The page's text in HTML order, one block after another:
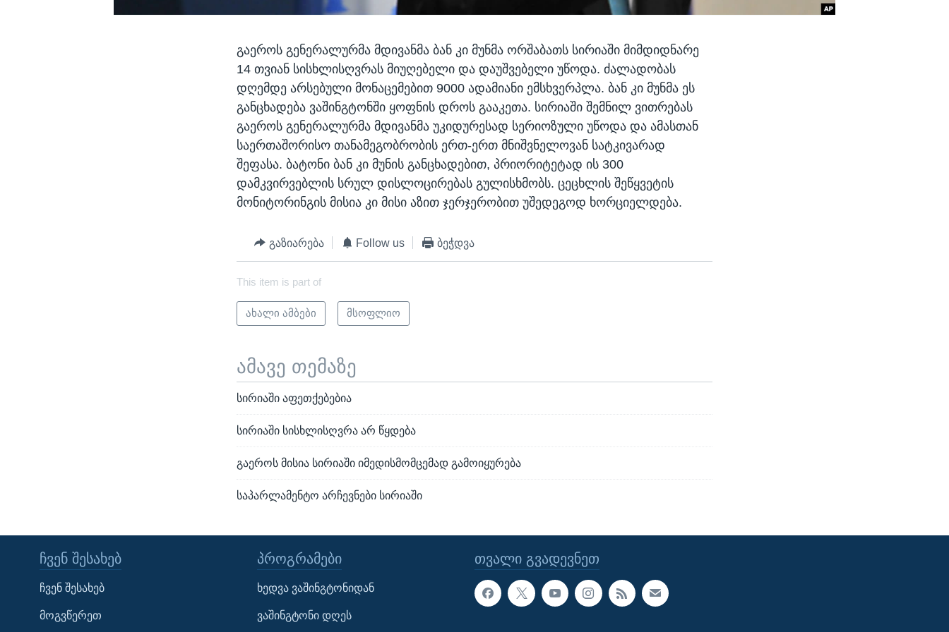
Learning English
ᲗᲕᲐᲚᲘ ᲒᲕᲐᲓᲔᲕᲜᲔᲗ
გაეროს გენერალურმა მდივანმა ბან კი მუნმა ორშაბათს სირიაში მიმდიდნარე
14 თვიან სისხლისღვრას მიუღებელი და დაუშვებელი უწოდა. ძალადობას
დღემდე არსებული მონაცემებით 9000 ადამიანი ემსხვერპლა. ბან კი მუნმა ეს
განცხადება ვაშინგტონში ყოფნის დროს გააკეთა. სირიაში შემნილ ვითრებას
გაეროს გენერალურმა მდივანმა უკიდურესად სერიოზული უწოდა და ამასთან
საერთაშორისო თანამეგობრობის ერთ-ერთ მნიშვნელოვან სატკივარად
შეფასა. ბატონი ბან კი მუნის განცხადებით, პრიორიტეტად ის 300
დამკვირვებლის სრულ დისლოცირებას გულისხმობს. ცეცხლის შეწყვეტის
მონიტორინგის მისია კი მისი აზით ჯერჯერობით უშედეგოდ ხორციელდება.
გაზიარება Follow us ბეჭდვა
This item is part of
ახალი ამბები მსოფლიო
ამავე თემაზე
სირიაში აფეთქებებია
სირიაში სისხლისღვრა არ წყდება
გაეროს მისია სირიაში იმედისმომცემად გამოიყურება
საპარლამენტო არჩევნები სირიაში
ᲗᲕᲐᲚᲘ ᲒᲕᲐᲓᲔᲕᲜᲔᲗ
ᲩᲕᲔᲜ ᲨᲔᲡᲐᲮᲔᲑ
ჩვენ შესახებ
მოგვწერეთ
ᲞᲠᲝᲒᲠᲐᲛᲔᲑᲘ
ხედვა ვაშინგტონიდან
ვაშინგტონი დღეს